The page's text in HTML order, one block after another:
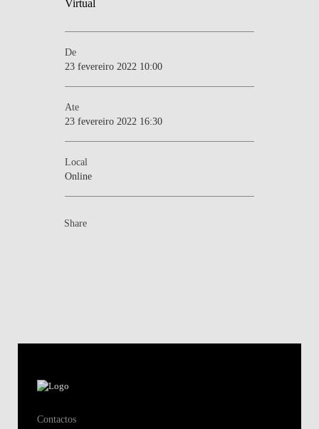
De
23 fevereiro 2022 10:00
Ate
23 fevereiro 2022 16:30
Local
Online
Share
Contactos